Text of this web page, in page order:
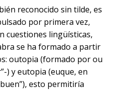
reconocido sin tilde, es
por primera vez,
cuestiones lingüísticas,
se ha formado a partir
outopia (formado por ou
) y eutopia (euque, en
esto permitiría